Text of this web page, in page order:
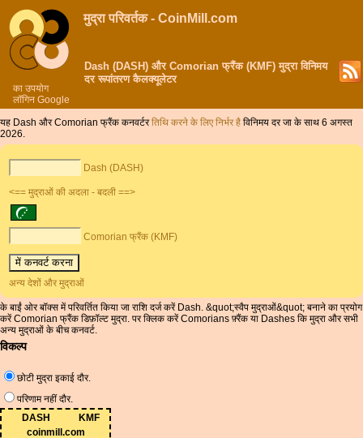
का उपयोग
लॉगिन Google
मुद्रा परिवर्तक - CoinMill.com
Dash (DASH) और Comorian फ्रैंक (KMF) मुद्रा विनिमय
दर रूपांतरण कैलक्यूलेटर
यह Dash और Comorian फ्रैंक कनवर्टरतिथि करने के लिए निर्भर है विनिमय दर जा के साथ 6 अगस्त
2026.
Dash (DASH)
<== मुद्राओं की अदला - बदली ==>
Comorian फ्रैंक (KMF)
अन्य देशों और मुद्राओं
के बाईं ओर बॉक्स में परिवर्तित किया जा राशि दर्ज करें Dash. &quot;स्वैप मुद्राओं&quot; बनाने का प्रयोग
करें Comorian फ्रैंक डिफ़ॉल्ट मुद्रा. पर क्लिक करें Comorians फ़्रैंक या Dashes कि मुद्रा और सभी
अन्य मुद्राओं के बीच कनवर्ट.
विकल्प
छोटी मुद्रा इकाई दौर.
परिणाम नहीं दौर.
DASH
KMF
coinmill.com